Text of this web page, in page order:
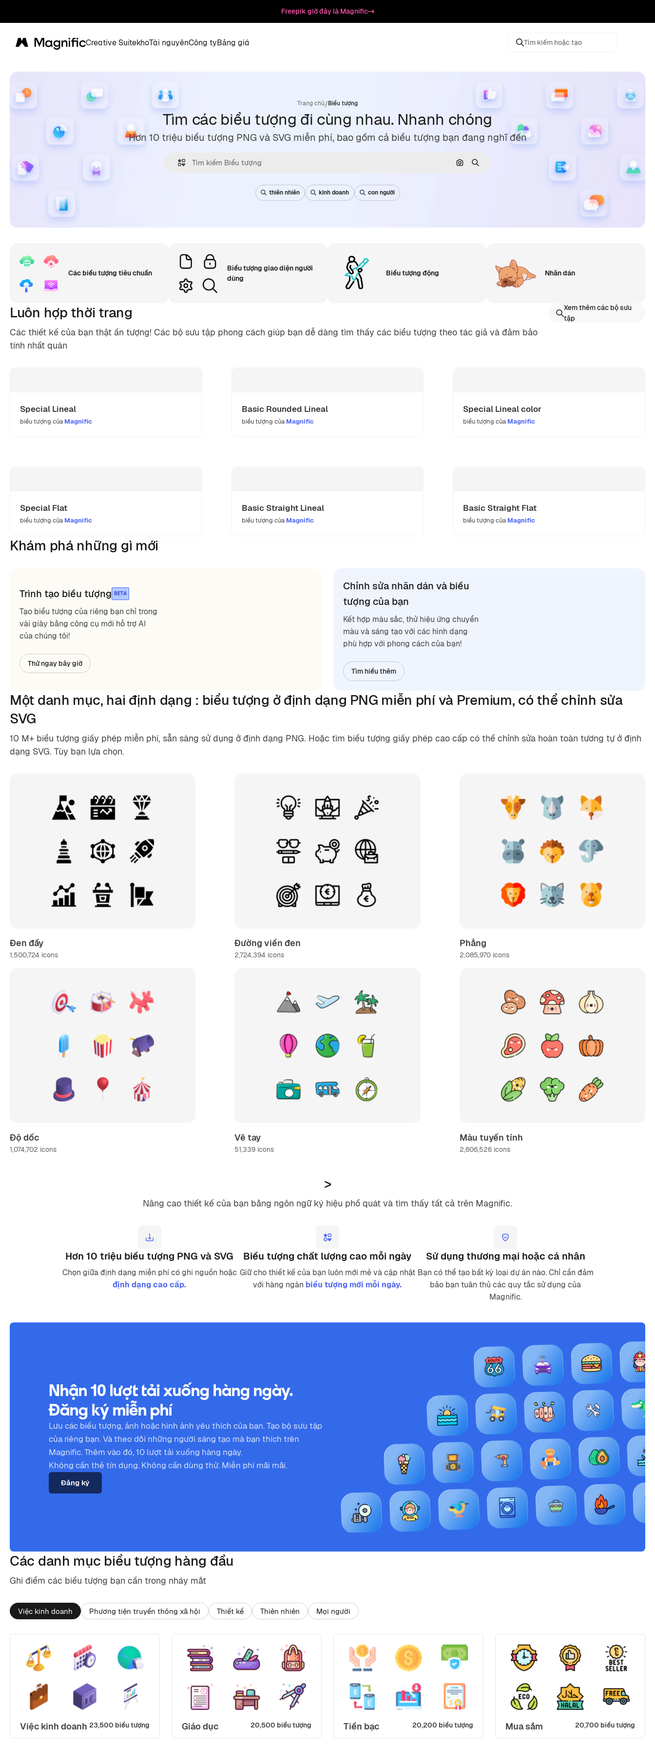
Freepik giờ đây là Magnific
Magnific Creative SuitekhoTài nguyênCông tyBảng giá Tìm kiếm hoặc tạo
Trang chủ/Biểu tượng
Tìm các biểu tượng đi cùng nhau. Nhanh chóng
Hơn 10 triệu biểu tượng PNG và SVG miễn phí, bao gồm cả biểu tượng bạn đang nghĩ đến
Tìm kiếm bằng hình ảnh
Tìm kiếm
thiên nhiên kinh doanh con người
Các biểu tượng tiêu chuẩn
Biểu tượng giao diện người
dùng
Biểu tượng động Nhãn dán
Luôn hợp thời trang
Các thiết kế của bạn thật ấn tượng! Các bộ sưu tập phong cách giúp bạn dễ dàng tìm thấy các biểu tượng theo tác giả và đảm bảo
tính nhất quán
Xem thêm các bộ sưu
tập
Special Lineal
biểu tượng của Magnific
Basic Rounded Lineal
biểu tượng của Magnific
Special Lineal color
biểu tượng của Magnific
Special Flat
biểu tượng của Magnific
Basic Straight Lineal
biểu tượng của Magnific
Basic Straight Flat
biểu tượng của Magnific
Khám phá những gì mới
Trình tạo biểu tượng BETA
Tạo biểu tượng của riêng bạn chỉ trong
vài giây bằng công cụ mới hỗ trợ AI
của chúng tôi!
Thử ngay bây giờ
Chỉnh sửa nhãn dán và biểu
tượng của bạn
Kết hợp màu sắc, thử hiệu ứng chuyển
màu và sáng tạo với các hình dạng
phù hợp với phong cách của bạn!
Tìm hiểu thêm
Một danh mục, hai định dạng : biểu tượng ở định dạng PNG miễn phívà Premium, có thể chỉnh sửa
SVG
10 M+ biểu tượng giấy phép miễn phí, sẵn sàng sử dụng ở định dạng PNG. Hoặc tìm biểu tượng giấy phép cao cấp có thể chỉnh sửa hoàn toàn tương tự ở định
dạng SVG. Tùy bạn lựa chọn.
Đen đầy
1,500,724 icons
Đường viền đen
2,724,394 icons
Phẳng
2,085,970 icons
Độ dốc
1,074,702 icons
Vẽ tay
51,339 icons
Màu tuyến tính
2,606,526 icons
>
Nâng cao thiết kế của bạn bằng ngôn ngữ ký hiệu phổ quát và tìm thấy tất cả trên Magnific.
Hơn 10 triệu biểu tượng PNG và SVG
Chọn giữa định dạng miễn phí có ghi nguồn hoặc
định dạng cao cấp.
Biểu tượng chất lượng cao mỗi ngày
Giữ cho thiết kế của bạn luôn mới mẻ và cập nhật
với hàng ngàn biểu tượng mới mỗi ngày.
Sử dụng thương mại hoặc cá nhân
Bạn có thể tạo bất kỳ loại dự án nào. Chỉ cần đảm
bảo bạn tuân thủ các quy tắc sử dụng của
Magnific.
Nhận 10 lượt tải xuống hàng ngày.
Đăng ký miễn phí
Lưu các biểu tượng, ảnh hoặc hình ảnh yêu thích của bạn. Tạo bộ sưu tập
của riêng bạn. Và theo dõi những người sáng tạo mà bạn thích trên
Magnific. Thêm vào đó, 10 lượt tải xuống hàng ngày.
Không cần thẻ tín dụng. Không cần dùng thử. Miễn phí mãi mãi.
Đăng ký
Các danh mục biểu tượng hàng đầu
Ghi điểm các biểu tượng bạn cần trong nháy mắt
Việc kinh doanh Phương tiện truyền thông xã hội Thiết kế Thiên nhiên Mọi người
Việc kinh doanh 23,500 biểu tượng Giáo dục 20,500 biểu tượng Tiền bạc 20,200 biểu tượng Mua sắm 20,700 biểu tượng